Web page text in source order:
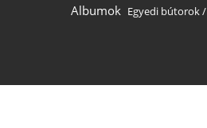
Albumok Egyedi bútorok/